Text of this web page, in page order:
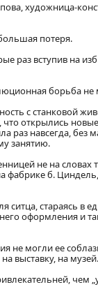
художница-
потеря.
раз вступив на
борьба
с станковой
открылись
раз навсегда,
занятию.
не на словах
фабрике б.
стараясь в
оформления и
не могли ее
выставку, на музей.
чем